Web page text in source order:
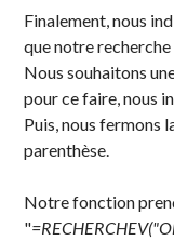
Finalement, nous
que notre
Nous souhaitons
pour ce faire, nous
Puis, nous fermons
parenthèse.
Notre fonction
"